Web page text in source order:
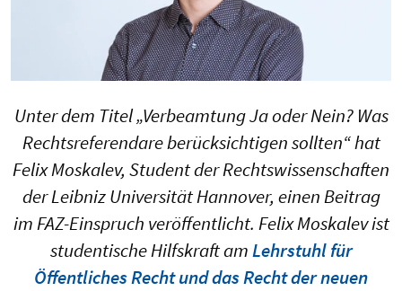
Unter dem Titel „Verbeamtung Ja oder Nein? Was
Rechtsreferendare berücksichtigen sollten“ hat
Felix Moskalev, Student der Rechtswissenschaften
der Leibniz Universität Hannover, einen Beitrag
imFAZ-Einspruch veröffentlicht. Felix Moskalev ist
studentische Hilfskraft amLehrstuhl für
Öffentliches Recht und das Recht der neuen